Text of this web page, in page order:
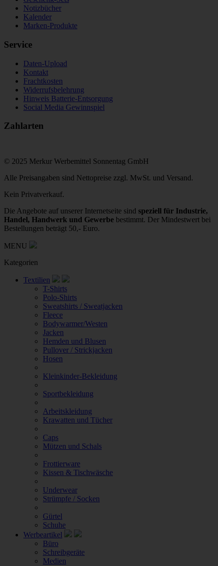
Notizbücher
Kalender
Marken-Produkte
Service
Daten-Upload
Kontakt
Frachtkosten
Widerrufsbelehrung
Hinweis Batterie-Entsorgung
Social Media Gewinnspiel
Zahlarten
© 2025 Merkur Werbemittel Sonnentag GmbH
Alle Preisangaben sind Nettopreise zzgl. MwSt. und Versand.
Kein Privatverkauf.
Die Angebote auf unserer Internetseite sind speziell für Industrie,
Handel, Handwerk und Gewerbe bestimmt. Der Mindestwert bei
Bestellungen beträgt 50,- Euro.
MENU
Kategorien
Textilien
T-Shirts
Polo-Shirts
Sweatshirts / Sweatjacken
Fleece
Bodywarmer/Westen
Jacken
Hemden und Blusen
Pullover / Strickjacken
Hosen
Kleinkinder-Bekleidung
Sportbekleidung
Arbeitskleidung
Krawatten und Tücher
Caps
Mützen und Schals
Frottierware
Kissen & Tischwäsche
Underwear
Strümpfe / Socken
Gürtel
Schuhe
Werbeartikel
Büro
Schreibgeräte
Medien